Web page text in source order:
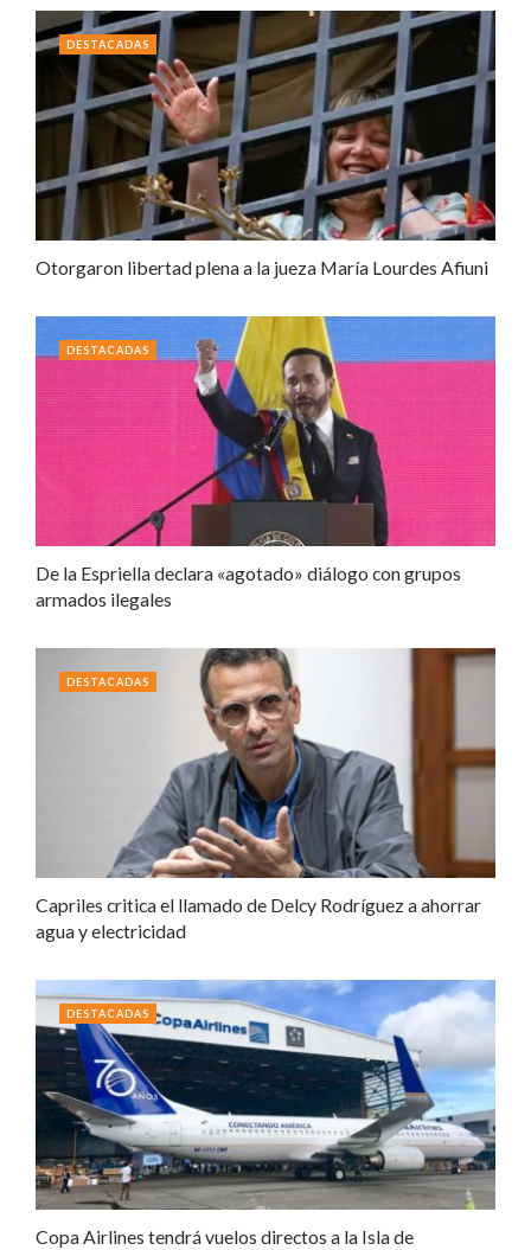
Otorgaron libertad plena a la jueza María Lourdes Afiuni
DESTACADAS
De la Espriella declara «agotado» diálogo con grupos
armados ilegales
DESTACADAS
Capriles critica el llamado de Delcy Rodríguez a ahorrar
agua y electricidad
DESTACADAS
Copa Airlines tendrá vuelos directos a la Isla de
DESTACADAS